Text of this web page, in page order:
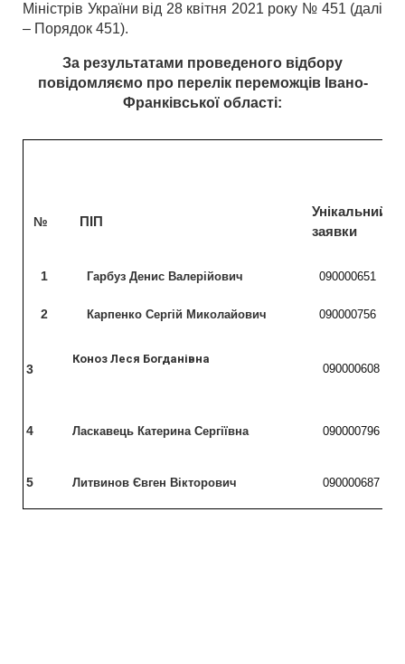
Міністрів України від 28 квітня 2021 року № 451 (далі
– Порядок 451).
За результатами проведеного відбору
повідомляємо про перелік переможців Івано-
Франківської області:
№ ПІП
Унiкальний
заявки
1 Гарбуз Денис Валерійович 090000651
2 Карпенко Сергій Миколайович 090000756
3
Коноз Леся Богданівна
090000608
4 Ласкавець Катерина Сергіївна 090000796
5 Литвинов Євген Вікторович 090000687